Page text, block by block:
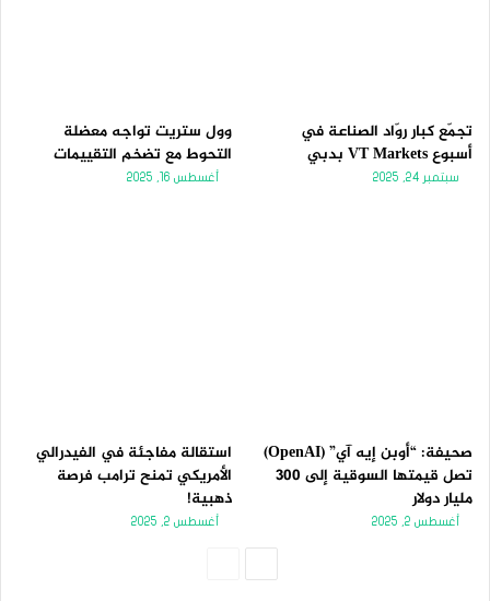
تجمّع كبار روّاد الصناعة في
أسبوع VT Markets بدبي
سبتمبر 24, 2025
وول ستريت تواجه معضلة
التحوط مع تضخم التقييمات
أغسطس 16, 2025
صحيفة: “أوبن إيه آي” (OpenAI)
تصل قيمتها السوقية إلى 300
مليار دولار
أغسطس 2, 2025
استقالة مفاجئة في الفيدرالي
الأمريكي تمنح ترامب فرصة
ذهبية!
أغسطس 2, 2025